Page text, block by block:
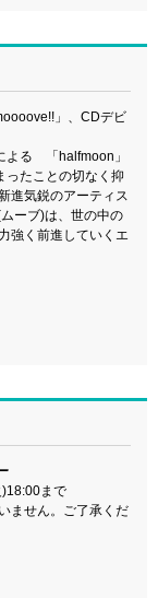
」、CDデビ
よる 「halfmoon」
ったことの切なく抑
進気鋭のアーティス
ーブ)は、世の中の
強く前進していくエ
まで
ません。ご了承くだ